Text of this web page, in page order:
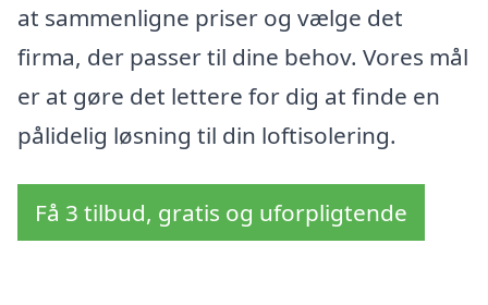
at sammenligne priser og vælge det
firma, der passer til dine behov. Vores mål
er at gøre det lettere for dig at finde en
pålidelig løsning til din loftisolering.
Få 3 tilbud, gratis og uforpligtende